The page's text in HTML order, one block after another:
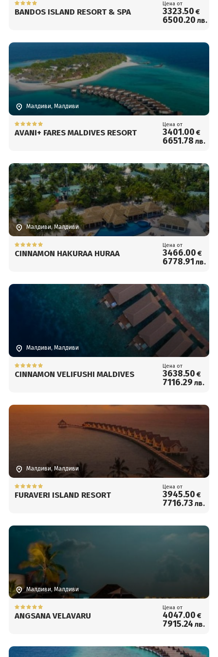
BANDOS ISLAND RESORT & SPA
Цена от
3323.50 €
6500.20 лв.
Малдиви, Малдиви
AVANI+ FARES MALDIVES RESORT
Цена от
3401.00 €
6651.78 лв.
Малдиви, Малдиви
CINNAMON HAKURAA HURAA
Цена от
3466.00 €
6778.91 лв.
Малдиви, Малдиви
CINNAMON VELIFUSHI MALDIVES
Цена от
3638.50 €
7116.29 лв.
Малдиви, Малдиви
FURAVERI ISLAND RESORT
Цена от
3945.50 €
7716.73 лв.
Малдиви, Малдиви
ANGSANA VELAVARU
Цена от
4047.00 €
7915.24 лв.